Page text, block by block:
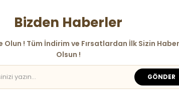
Bizden Haberler
Olun ! Tüm İndirim ve Fırsatlardan İlk Sizin
Olsun !
GÖNDER